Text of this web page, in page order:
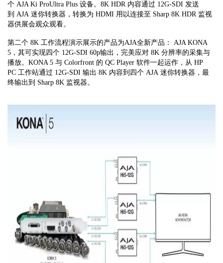
个 AJA Ki ProUltra Plus 设备。 8K HDR 内容通过 12G-SDI 发送
到 AJA 迷你转换器，转换为 HDMI 用以连接至 Sharp 8K HDR 监视
器供展会观众观看。
第二个 8K 工作流程演示展示的产品为AJA全新产品：
AJA KONA
5 ，其可实现四个 12G-SDI 60p输出，完美应对 8K 分辨率的采集与
播放。 KONA 5 与 Colorfront 的 QC Player 软件一起运作，从 HP
PC 工作站通过 12G-SDI 输出 8K 内容到四个 AJA 迷你转换器，最
终输出到 Sharp 8K 监视器。